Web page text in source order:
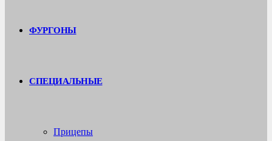
ФУРГОНЫ
СПЕЦИАЛЬНЫЕ
Прицепы